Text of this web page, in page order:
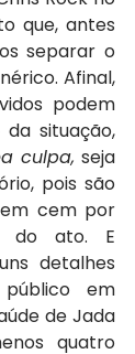
que, antes
separar o
Afinal,
podem
situação,
culpa, seja
pois são
cem por
do ato. E
detalhes
em
de Jada
quatro